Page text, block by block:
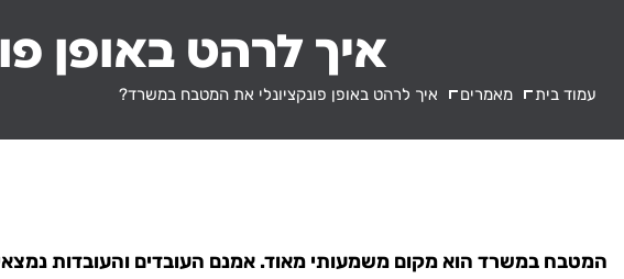
איך לרהט באופן
עמוד בית מאמרים איך לרהט באופן פונקציונלי את המטבח במשרד?
המטבח במשרד הוא מקום משמעותי מאוד. אמנם העובדים והעובדות